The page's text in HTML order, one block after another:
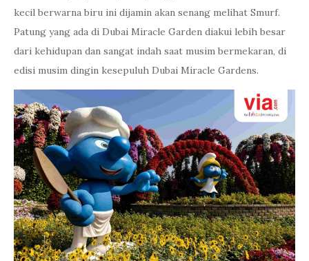
kecil berwarna biru ini dijamin akan senang melihat Smurf.
Patung yang ada di Dubai Miracle Garden diakui lebih besar
dari kehidupan dan sangat indah saat musim bermekaran, di
edisi musim dingin kesepuluh Dubai Miracle Gardens.